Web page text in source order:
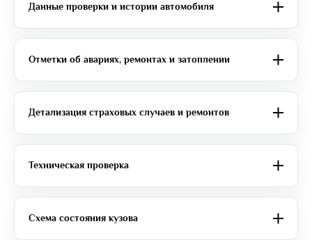
Данные проверки и истории автомобиля
Отметки об авариях, ремонтах и затоплении
Детализация страховых случаев и ремонтов
Техническая проверка
Схема состояния кузова